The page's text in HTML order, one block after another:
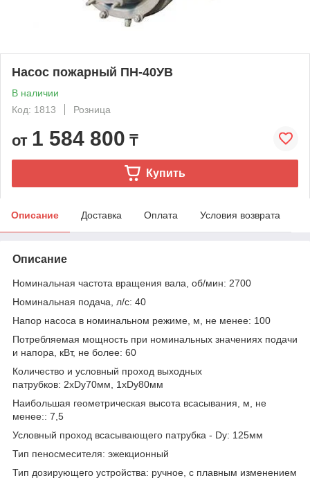
Насос пожарный ПН-40УВ
В наличии
Код: 1813
Розница
от 1 584 800 ₸
Купить
Описание Доставка Оплата Условия возврата
Описание
Номинальная частота вращения вала, об/мин: 2700
Номинальная подача, л/с: 40
Напор насоса в номинальном режиме, м, не менее: 100
Потребляемая мощность при номинальных значениях подачи
и напора, кВт, не более: 60
Количество и условный проход выходных
патрубков: 2xDy70мм, 1xDy80мм
Наибольшая геометрическая высота всасывания, м, не
менее:: 7,5
Условный проход всасывающего патрубка - Dy: 125мм
Тип пеносмесителя: эжекционный
Тип дозирующего устройства: ручное, с плавным изменением